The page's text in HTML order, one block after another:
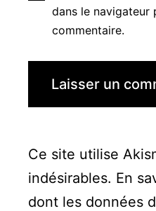
dans le navigateur
commentaire.
Ce site utilise
indésirables. En
dont les données